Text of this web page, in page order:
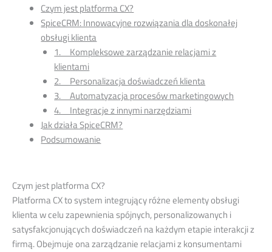
Czym jest platforma CX?
SpiceCRM: Innowacyjne rozwiązania dla doskonałej
obsługi klienta
1. Kompleksowe zarządzanie relacjami z
klientami
2. Personalizacja doświadczeń klienta
3. Automatyzacja procesów marketingowych
4. Integracje z innymi narzędziami
Jak działa SpiceCRM?
Podsumowanie
Czym jest platforma CX?
Platforma CX to system integrujący różne elementy obsługi
klienta w celu zapewnienia spójnych, personalizowanych i
satysfakcjonujących doświadczeń na każdym etapie interakcji z
firmą. Obejmuje ona zarządzanie relacjami z konsumentami